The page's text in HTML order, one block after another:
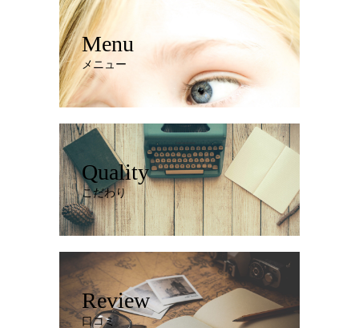
Menu
メニュー
Quality
こだわり
Review
口コミ